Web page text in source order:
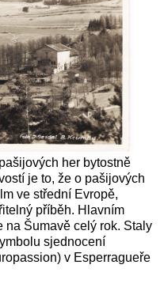
her bytostně
je to, že o pašijových
ve střední Evropě,
příběh. Hlavním
na Šumavě celý rok. Staly
sjednocení
v Esperragueře